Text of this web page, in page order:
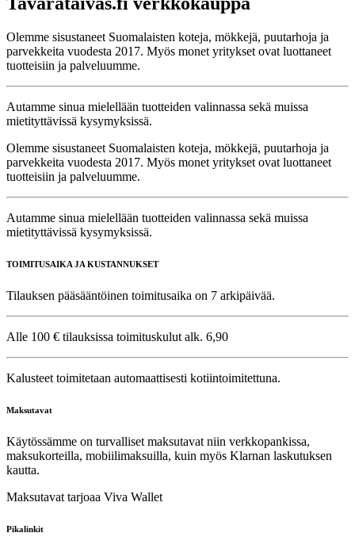
Olemme sisustaneet Suomalaisten koteja, mökkejä, puutarhoja ja
parvekkeita vuodesta 2017. Myös monet yritykset ovat luottaneet
tuotteisiin ja palveluumme.
Autamme sinua mielellään tuotteiden valinnassa sekä muissa
mietityttävissä kysymyksissä.
Olemme sisustaneet Suomalaisten koteja, mökkejä, puutarhoja ja
parvekkeita vuodesta 2017. Myös monet yritykset ovat luottaneet
tuotteisiin ja palveluumme.
Autamme sinua mielellään tuotteiden valinnassa sekä muissa
mietityttävissä kysymyksissä.
TOIMITUSAIKA JA KUSTANNUKSET
Tilauksen pääsääntöinen toimitusaika on 7 arkipäivää.
Alle 100 € tilauksissa toimituskulut alk. 6,90
Kalusteet toimitetaan automaattisesti kotiintoimitettuna.
Maksutavat
Käytössämme on turvalliset maksutavat niin verkkopankissa,
maksukorteilla, mobiilimaksuilla, kuin myös Klarnan laskutuksen
kautta.
Maksutavat tarjoaa Viva Wallet
Pikalinkit